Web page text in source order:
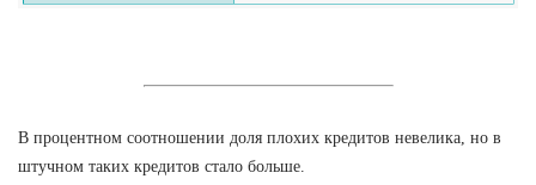
В процентном соотношении доля плохих кредитов невелика, но в
штучном таких кредитов стало больше.